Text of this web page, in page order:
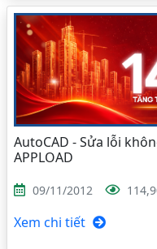
AutoCAD - Sửa lỗi
APPLOAD
09/11/2012
Xem chi tiết